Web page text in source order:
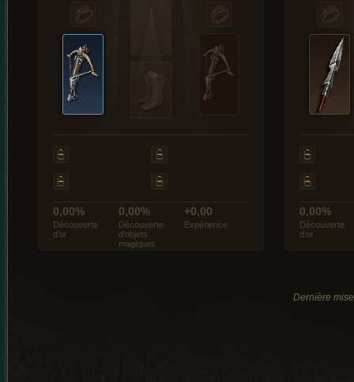
0,00%
Découverte
d’or
0,00%
Découverte
d’objets
magiques
+0,00
Expérience
0,00%
Découverte
d’or
Dernière